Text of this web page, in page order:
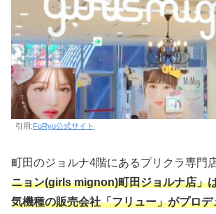
引用:FuRyu公式サイト
町田のジョルナ4階にあるプリクラ専門店
ニョン(girls mignon)町田ジョルナ店」
気機種の販売会社「フリュー」がプロ